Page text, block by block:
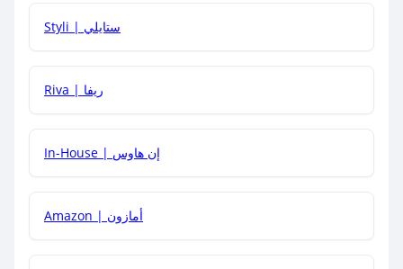
هل يمكنني جمع كود خصم مع العروض الأخرى؟
Styli | ستايلي
Riva | ريفا
In-House | إن هاوس
Amazon | أمازون